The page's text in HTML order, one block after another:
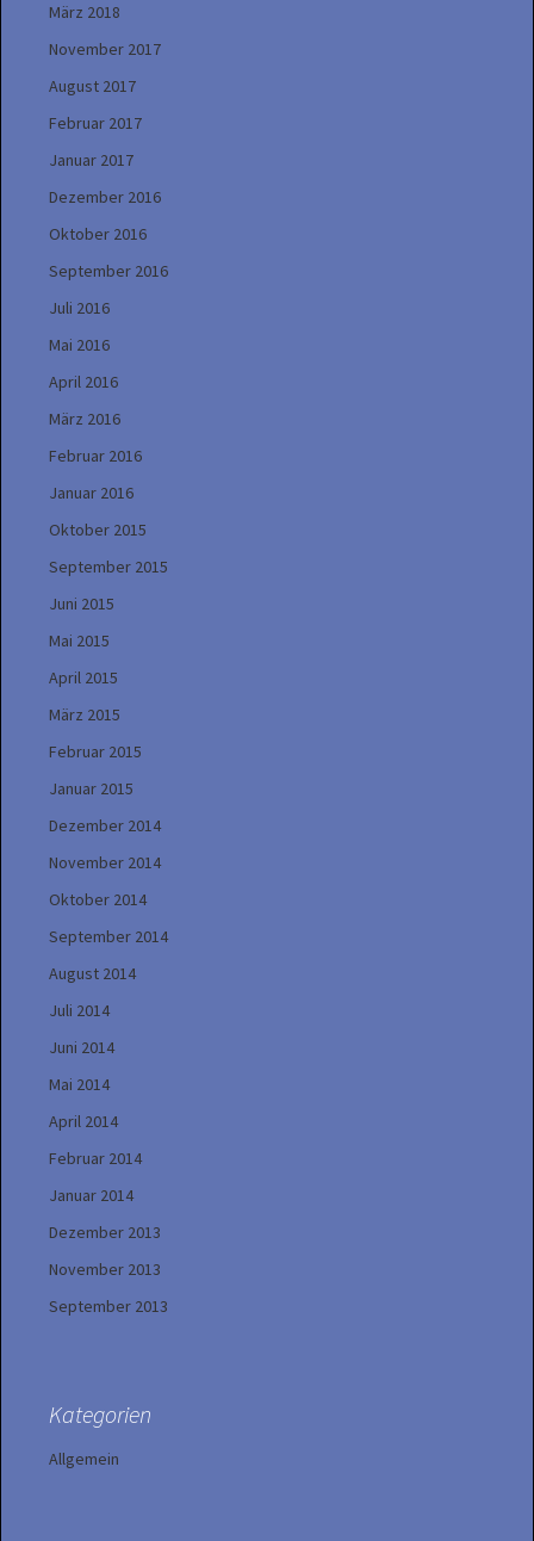
März 2018
November 2017
August 2017
Februar 2017
Januar 2017
Dezember 2016
Oktober 2016
September 2016
Juli 2016
Mai 2016
April 2016
März 2016
Februar 2016
Januar 2016
Oktober 2015
September 2015
Juni 2015
Mai 2015
April 2015
März 2015
Februar 2015
Januar 2015
Dezember 2014
November 2014
Oktober 2014
September 2014
August 2014
Juli 2014
Juni 2014
Mai 2014
April 2014
Februar 2014
Januar 2014
Dezember 2013
November 2013
September 2013
Kategorien
Allgemein